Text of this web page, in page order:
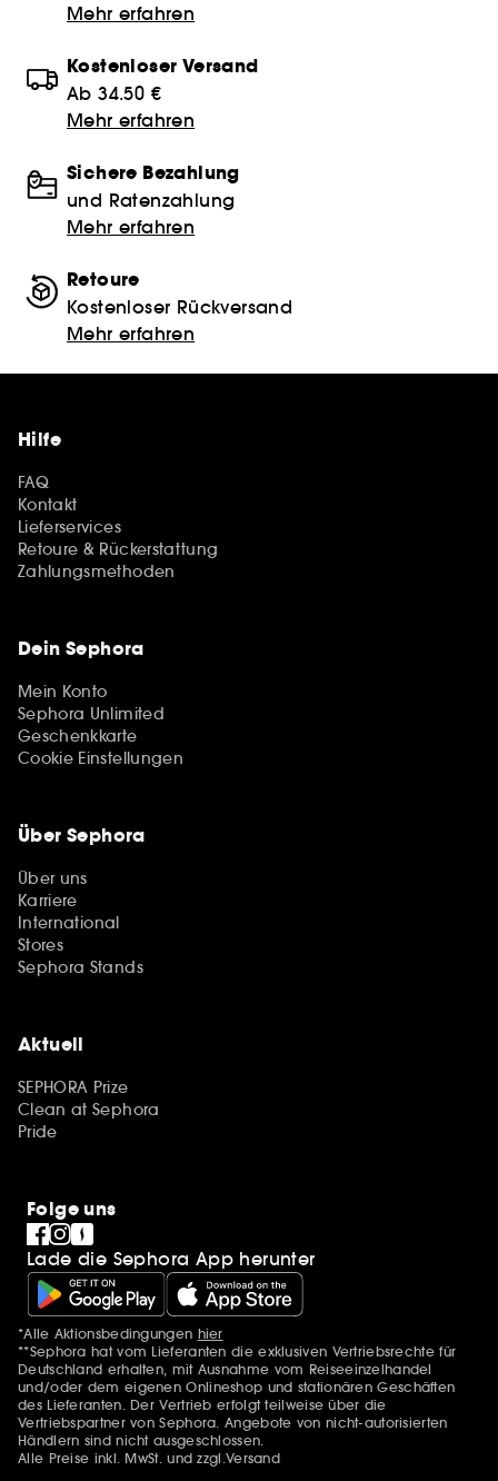
Mehr erfahren
Kostenloser Versand
Ab 34.50 €
Mehr erfahren
Sichere Bezahlung
und Ratenzahlung
Mehr erfahren
Retoure
Kostenloser Rückversand
Mehr erfahren
Hilfe
FAQ
Kontakt
Lieferservices
Retoure & Rückerstattung
Zahlungsmethoden
Dein Sephora
Mein Konto
Sephora Unlimited
Geschenkkarte
Cookie Einstellungen
Über Sephora
Über uns
Karriere
International
Stores
Sephora Stands
Aktuell
SEPHORA Prize
Clean at Sephora
Pride
Folge uns
Lade die Sephora App herunter
Zusätzlich Erwähnungen
*Alle Aktionsbedingungen hier
**Sephora hat vom Lieferanten die exklusiven Vertriebsrechte für
Deutschland erhalten, mit Ausnahme vom Reiseeinzelhandel
und/oder dem eigenen Onlineshop und stationären Geschäften
des Lieferanten. Der Vertrieb erfolgt teilweise über die
Vertriebspartner von Sephora. Angebote von nicht-autorisierten
Händlern sind nicht ausgeschlossen.
Alle Preise inkl. MwSt. und zzgl.Versand